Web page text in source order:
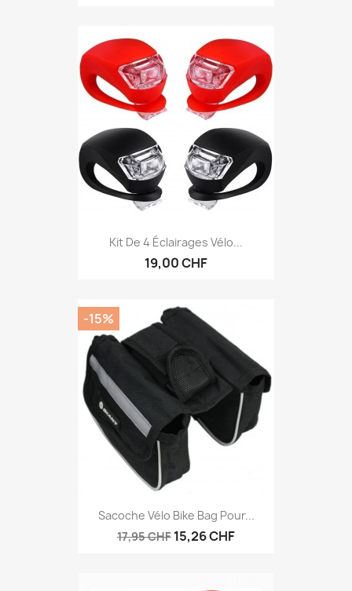
Kit De 4 Éclairages Vélo...
19,00 CHF
Sacoche Vélo Bike Bag Pour...
17,95 CHF 15,26 CHF
-15%